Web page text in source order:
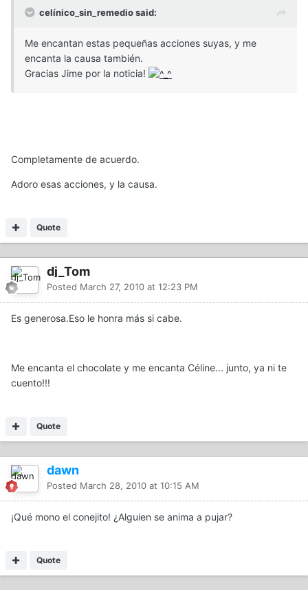
celínico_sin_remedio said:
Me encantan estas pequeñas acciones suyas, y me
encanta la causa también.
Gracias Jime por la noticia!
Completamente de acuerdo.
Adoro esas acciones, y la causa.
Quote
dj_Tom
Posted March 27, 2010 at 12:23 PM
Es generosa.Eso le honra más si cabe.
Me encanta el chocolate y me encanta Céline... junto, ya ni te
cuento!!!
Quote
dawn
Posted March 28, 2010 at 10:15 AM
¡Qué mono el conejito! ¿Alguien se anima a pujar?
Quote